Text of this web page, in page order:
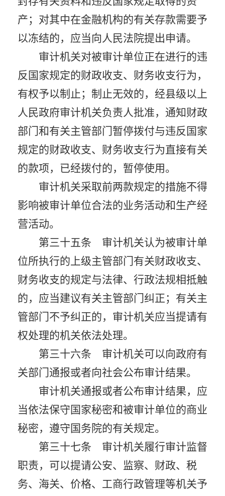
产；对其中在金融机构的有关存款需要予
以冻结的，应当向人民法院提出申请。
审计机关对被审计单位正在进行的违
反国家规定的财政收支、财务收支行为，
有权予以制止；制止无效的，经县级以上
人民政府审计机关负责人批准，通知财政
部门和有关主管部门暂停拨付与违反国家
规定的财政收支、财务收支行为直接有关
的款项，已经拨付的，暂停使用。
审计机关采取前两款规定的措施不得
影响被审计单位合法的业务活动和生产经
营活动。
第三十五条 审计机关认为被审计单
位所执行的上级主管部门有关财政收支、
财务收支的规定与法律、行政法规相抵触
的，应当建议有关主管部门纠正；有关主
管部门不予纠正的，审计机关应当提请有
权处理的机关依法处理。
第三十六条 审计机关可以向政府有
关部门通报或者向社会公布审计结果。
审计机关通报或者公布审计结果，应
当依法保守国家秘密和被审计单位的商业
秘密，遵守国务院的有关规定。
第三十七条 审计机关履行审计监督
职责，可以提请公安、监察、财政、税
务、海关、价格、工商行政管理等机关予